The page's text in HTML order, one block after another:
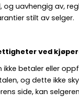
og uavhengig av,
stilt av selger.
ved
ikke betaler eller
og dette ikke
side, kan